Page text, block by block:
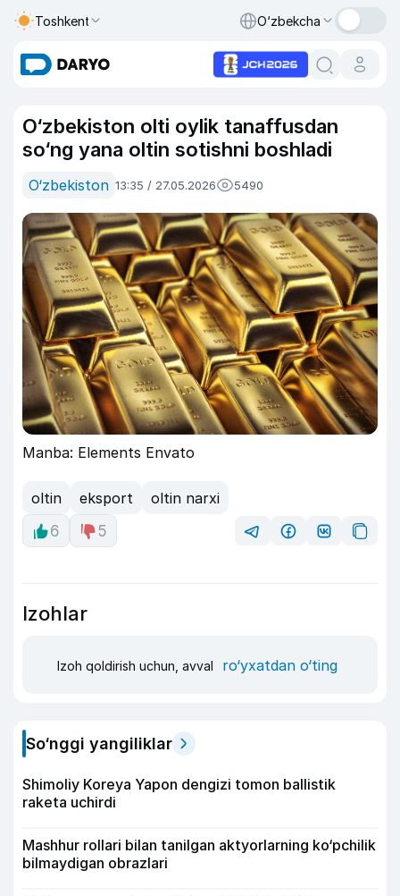
Toshkent O‘zbekcha
O‘zbekiston olti oylik tanaffusdan
so‘ng yana oltin sotishni boshladi
O‘zbekiston 13:35 / 27.05.2026 5490
Manba: Elements Envato
oltin eksport
oltin narxi
6
5
Izohlar
Izoh qoldirish uchun, avval ro‘yxatdan o‘ting
So‘nggi yangiliklar
Shimoliy Koreya Yapon dengizi tomon ballistik
raketa uchirdi
Mashhur rollari bilan tanilgan aktyorlarning ko‘pchilik
bilmaydigan obrazlari